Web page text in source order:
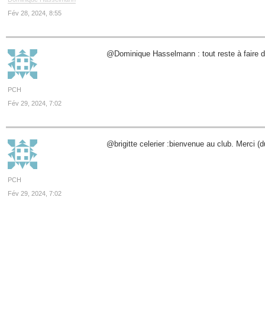
Fév 28, 2024, 8:55
PCH
Fév 29, 2024, 7:02
@Dominique Hasselmann : tout reste à faire
PCH
Fév 29, 2024, 7:02
@brigitte celerier :bienvenue au club. Merci